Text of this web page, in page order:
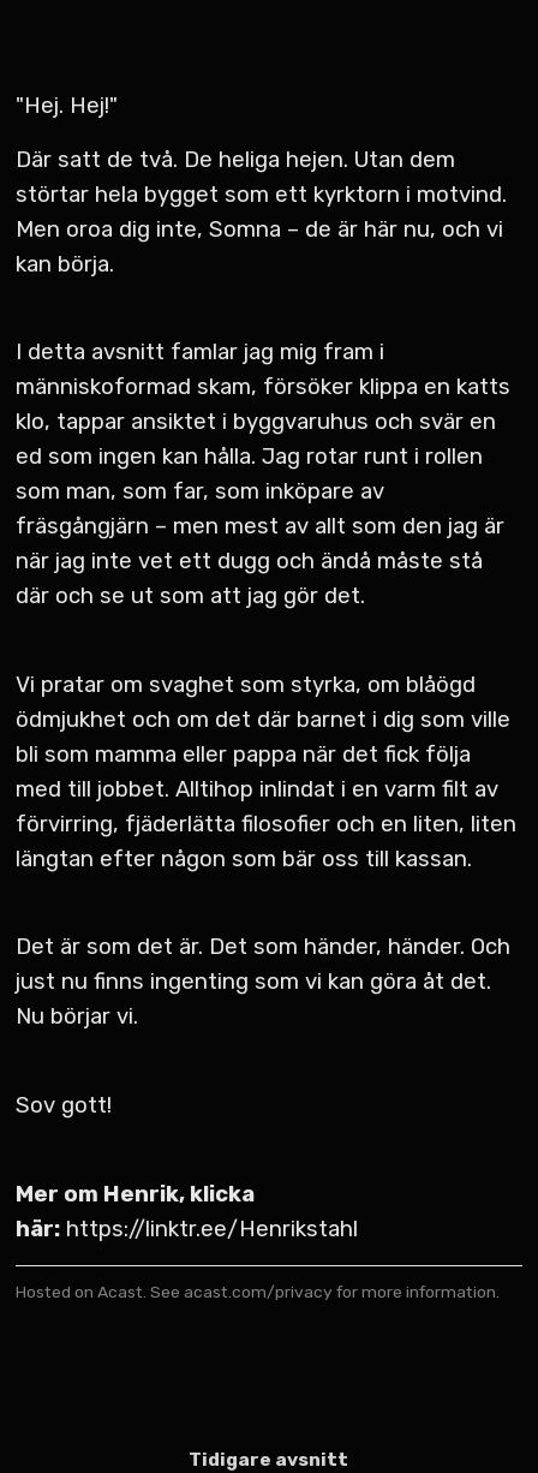
"Hej. Hej!"
Där satt de två. De heliga hejen. Utan dem
störtar hela bygget som ett kyrktorn i motvind.
Men oroa dig inte, Somna – de är här nu, och vi
kan börja.
I detta avsnitt famlar jag mig fram i
människoformad skam, försöker klippa en katts
klo, tappar ansiktet i byggvaruhus och svär en
ed som ingen kan hålla. Jag rotar runt i rollen
som man, som far, som inköpare av
fräsgångjärn – men mest av allt som den jag är
när jag inte vet ett dugg och ändå måste stå
där och se ut som att jag gör det.
Vi pratar om svaghet som styrka, om blåögd
ödmjukhet och om det där barnet i dig som ville
bli som mamma eller pappa när det fick följa
med till jobbet. Alltihop inlindat i en varm filt av
förvirring, fjäderlätta filosofier och en liten, liten
längtan efter någon som bär oss till kassan.
Det är som det är. Det som händer, händer. Och
just nu finns ingenting som vi kan göra åt det.
Nu börjar vi.
Sov gott!
Mer om Henrik, klicka
här: https://linktr.ee/Henrikstahl
Hosted on Acast. See acast.com/privacy for more information.
Tidigare avsnitt